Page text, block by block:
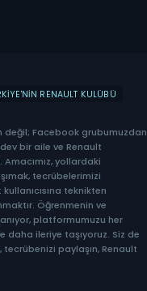
RENAULT KULÜBÜ
değil; Facebook grubumuzdan
bir aile ve Renault
Amacımız, yollardaki
tecrübelerimizi
teknikten
Öğrenmenin ve
platformumuzu her
daha ileriye taşıyoruz. Siz de
paylaşın, Renault